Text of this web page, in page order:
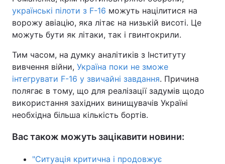
українські пілоти з F-16 можуть націлитися на
ворожу авіацію, яка літає на низькій висоті. Це
можуть бути як літаки, так і гвинтокрили.
Тим часом, на думку аналітиків з Інституту
вивчення війни, Україна поки не зможе
інтегрувати F-16 у звичайні завдання. Причина
полягає в тому, що для реалізації задумів щодо
використання західних винищувачів Україні
необхідна більша кількість бортів.
Вас також можуть зацікавити новини:
"Ситуація критична і продовжує